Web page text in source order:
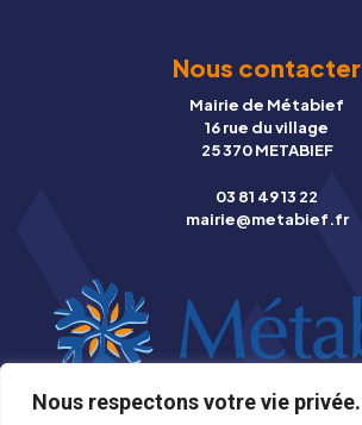
Nous respectons votre vie privée.
Nous contacter
Mairie de Métabief
16 rue du village
25 370 METABIEF
03 81 49 13 22
mairie@metabief.fr